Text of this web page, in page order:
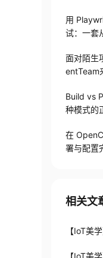
用
试：一套
面对陌生
entTeam
Build vs
种模式的
在
署与配置
相关文
【IoT美
【IoT美